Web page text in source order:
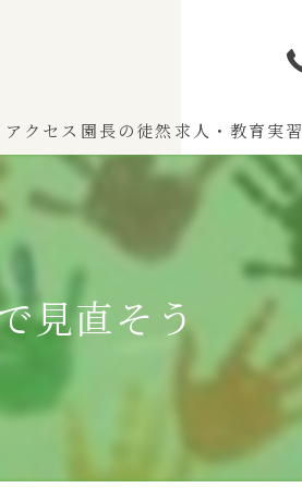
アクセス 園長の徒然 求人・教育実習
見直そう